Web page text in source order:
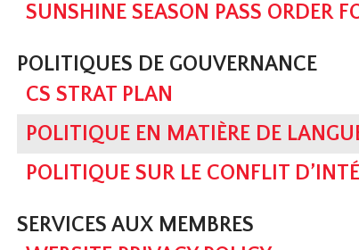
SUNSHINE SEASON PASS ORDER
POLITIQUES DE GOUVERNANCE
CS STRAT PLAN
POLITIQUE EN MATIÈRE DE
POLITIQUE SUR LE CONFLIT
SERVICES AUX MEMBRES